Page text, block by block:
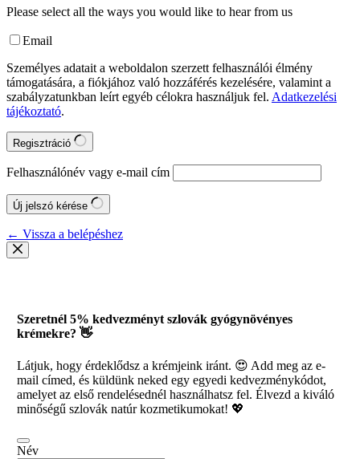
Please select all the ways you would like to hear from us
Email
Személyes adatait a weboldalon szerzett felhasználói élmény
támogatására, a fiókjához való hozzáférés kezelésére, valamint a
szabályzatunkban leírt egyéb célokra használjuk fel. Adatkezelési
tájékoztató.
Regisztráció
Felhasználónév vagy e-mail cím
Új jelszó kérése
← Vissza a belépéshez
Szeretnél 5% kedvezményt szlovák gyógynövényes
krémekre? 👋
Látjuk, hogy érdeklődsz a krémjeink iránt. 😍 Add meg az e-
mail címed, és küldünk neked egy egyedi kedvezménykódot,
amelyet az első rendelésednél használhatsz fel. Élvezd a kiváló
minőségű szlovák natúr kozmetikumokat! 💖
Név